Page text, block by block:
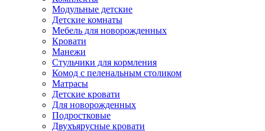
Модульные детские
Детские комнаты
Мебель для новорожденных
Кровати
Манежи
Стульчики для кормления
Комод с пеленальным столиком
Матрасы
Детские кровати
Для новорожденных
Подростковые
Двухъярусные кровати